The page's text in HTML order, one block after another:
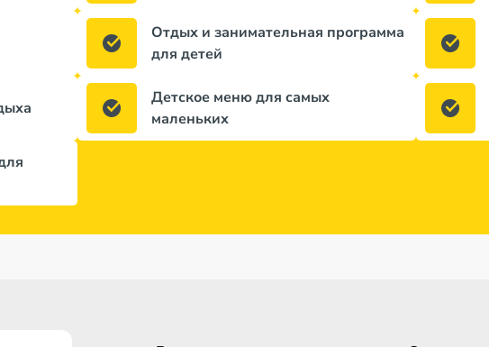
Отдых и занимательная программа
для детей
Детское меню для самых
маленьких